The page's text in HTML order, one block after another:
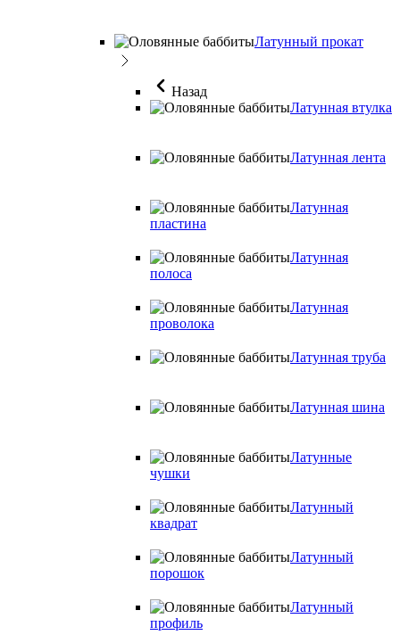
Латунный прокат
Назад
Латунная втулка
Латунная лента
Латунная
пластина
Латунная
полоса
Латунная
проволока
Латунная труба
Латунная шина
Латунные
чушки
Латунный
квадрат
Латунный
порошок
Латунный
профиль